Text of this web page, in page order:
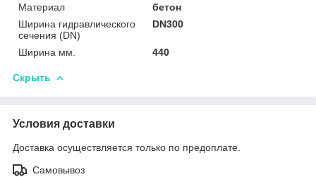
Материал
бетон
Ширина гидравлического
сечения (DN)
DN300
Ширина мм. 440
Скрыть
Условия доставки
Доставка осуществляется только по предоплате.
Самовывоз